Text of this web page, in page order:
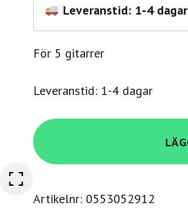
Leveranstid: 1-4 dagar
För 5 gitarrer
Leveranstid: 1-4 dagar
Hercules
Gs525B
mängd
Artikelnr: 0553052912